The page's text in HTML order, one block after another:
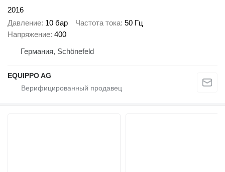
2016
Давление 10 бар Частота тока 50 Гц
Напряжение 400
Германия, Schönefeld
EQUIPPO AG